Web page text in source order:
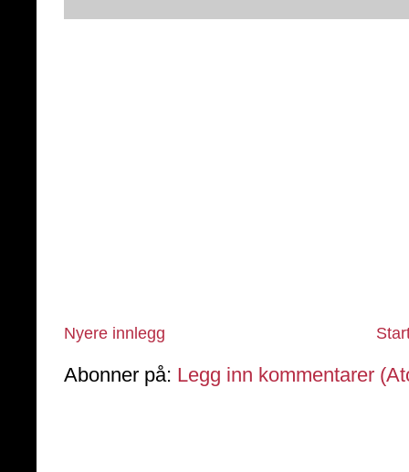
Nyere innlegg
Abonner på: Legg inn kommentarer